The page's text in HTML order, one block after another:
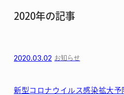
2020年の記事
2020.03.02 お知らせ
新型コロナウイルス感染拡大予